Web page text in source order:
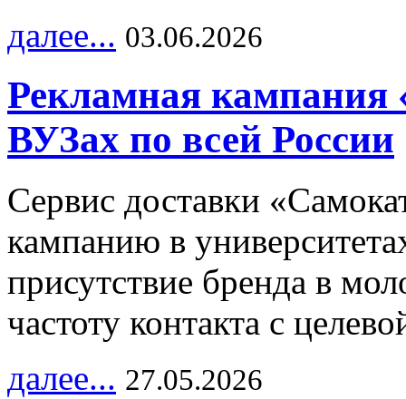
далее... 03.06.2026
Рекламная кампания
ВУЗах по всей России
Сервис доставки
кампанию в
присутствие бренда в
частоту контакта с
далее... 27.05.2026